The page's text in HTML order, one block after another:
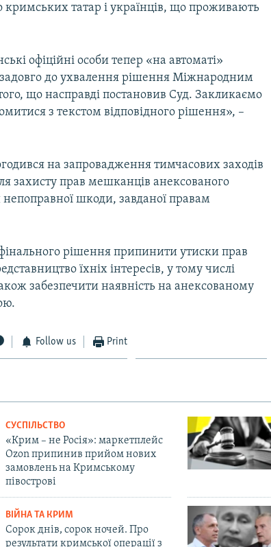
кримських татар і українців, що проживають
офіційні особи тепер «на автоматі»
задовго до ухвалення рішення Міжнародним
що насправді постановив Суд. Закликаємо
з текстом відповідного рішення», –
на запровадження тимчасових заходів
захисту прав мешканців анексованого
шкоди, завданої правам
рішення припинити утиски прав
їхніх інтересів, у тому числі
забезпечити наявність на анексованому
Follow us Print
СУСПІЛЬСТВО
«Крим – не Росія»: маркетплейс
Ozon припинив прийом нових
замовлень на Кримському
півострові
ВІЙНА ТА КРИМ
Сорок днів, сорок ночей. Про
результати кримської операції з